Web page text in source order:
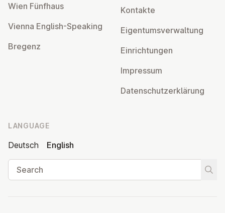
Wien Fünfhaus
Vienna English-Speaking
Bregenz
Kontakte
Ei­gentums­ver­wal­tung
Ein­rich­tun­gen
Impressum
Datens­chutzerklärung
LANGUAGE
Deutsch
English
Search